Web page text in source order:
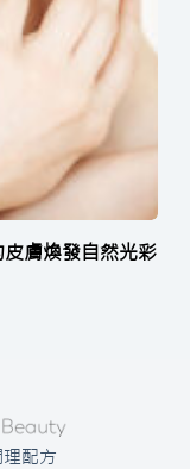
膚煥發自然光彩
配方